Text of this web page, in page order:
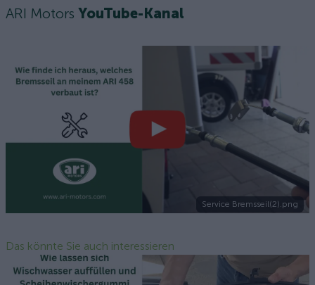
ARI Motors YouTube-Kanal
Service Bremsseil(2).png
Das könnte Sie auch interessieren